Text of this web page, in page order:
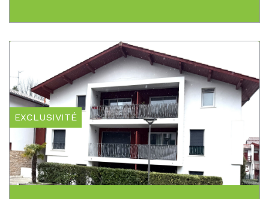
EXCLUSIVITÉ